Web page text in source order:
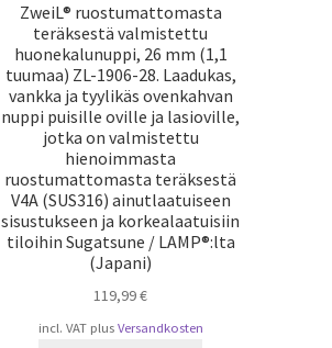
ZweiL® ruostumattomasta
teräksestä valmistettu
huonekalunuppi, 26 mm (1,1
tuumaa) ZL-1906-28. Laadukas,
vankka ja tyylikäs ovenkahvan
nuppi puisille oville ja lasioville,
jotka on valmistettu
hienoimmasta
ruostumattomasta teräksestä
V4A (SUS316) ainutlaatuiseen
sisustukseen ja korkealaatuisiin
tiloihin Sugatsune / LAMP®:lta
(Japani)
119,99€
incl. VAT plus Versandkosten